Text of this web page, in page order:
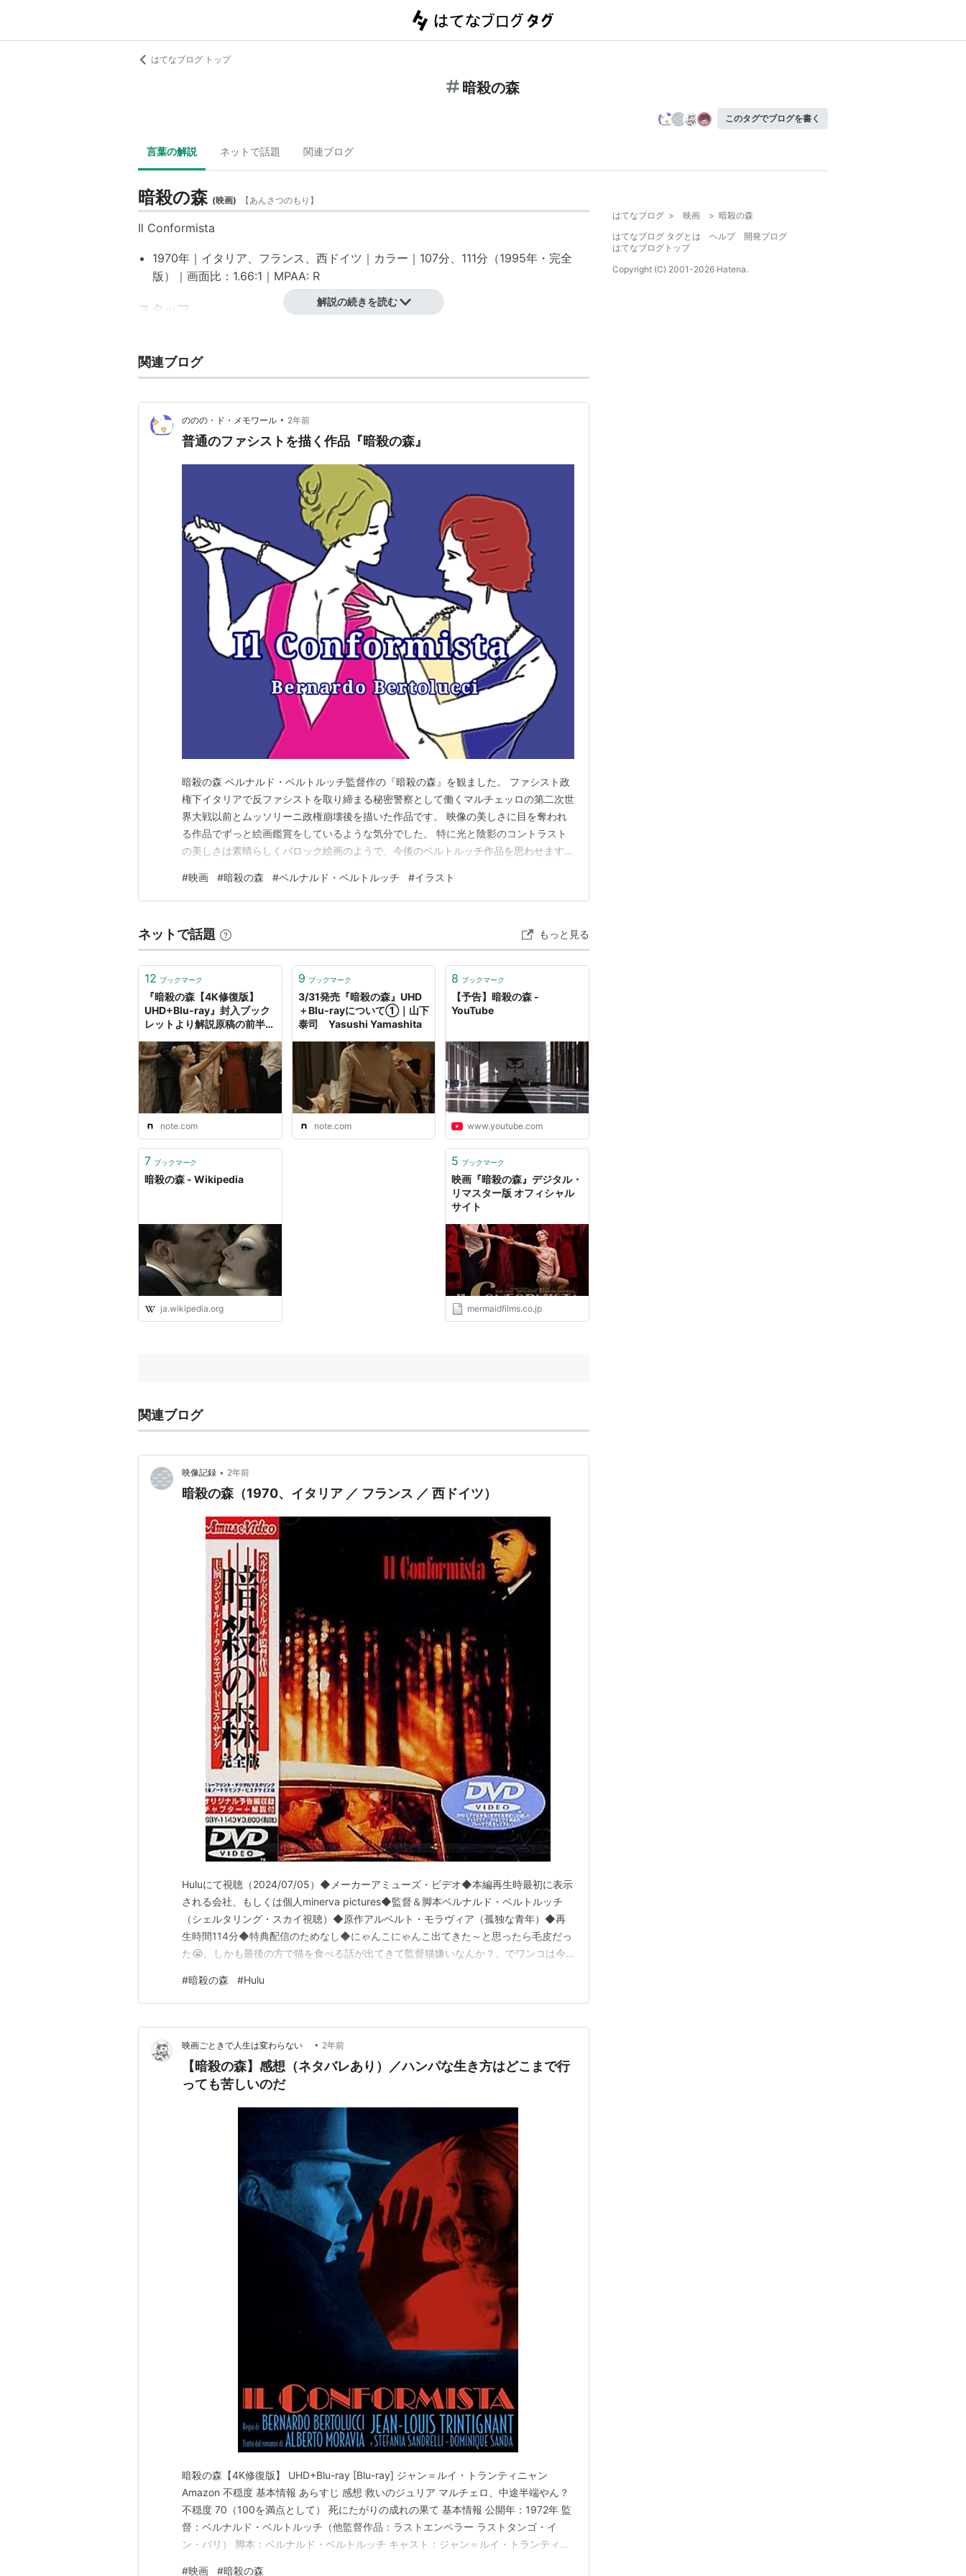
はてなブログ トップ
暗殺の森
このタグでブログを書く
言葉の解説 ネットで話題 関連ブログ
暗殺の森 (映画) 【あんさつのもり 】
Il Conformista
1970年｜イタリア、フランス、西ドイツ｜カラー｜107分、111分（1995年・完全
版）｜画面比：1.66:1｜MPAA: R
スタッフ
製作：ジョヴァンニ・ベルトルッチ
原作：アルベルト・モラヴィア
脚本：ベルナルド・ベルトルッチ
撮影：ヴィットリオ・ストラーロ
音楽：ジョルジュ・ドルリュー
ジャン＝ルイ・トランティニャン
ステファニア・サンドレッリ
エンツォ・タラシオ
ドミニク・サンダ
ピエール・クレマンティ
イヴォンヌ・サンソン
ジュゼッペ・アドバッティ
ファシズムに席巻された欧州の退廃を描く映画として、ヴィスコンティの
「地獄に堕ちた勇者ども」と並んで傑出した作品。以後７０年代を通じ、同
種の主題を扱った映画が濫作されたが、いずれもこの両作の域には遠く及ば
若い哲学講師のマルチェロ（トランティニャン）は少年の頃、彼を犯そう
とした男を射殺した罪悪感に今もさいなまれていた。その苦しみから解放さ
れるためファシズムを選択した彼に、パリ亡命中の恩師である教授を調査す
るよう密命が下る。ハネムーンを口実にパリに赴いたマルチェロと妻ジュリ
ア（サンドレッリ）は、快く教授に迎え入れられた。だが、恩師の若妻アン
殺されるのだが……。“体制順応主義者（原題）”のいびつな生き方を、ベル
トルッチはなめらかな官能で包み込み、深い余韻を与える。雪の森での暗殺
シーンなど映画史に残る美しさだ。
（allcinemaより）
アカデミー賞
候補：脚色賞
予告編
解説の続きを読む
関連ブログ
ののの・ド・メモワール • 2年前
普通のファシストを描く作品『暗殺の森』
暗殺の森 ベルナルド・ベルトルッチ監督作の『暗殺の森』を観ました。 ファシスト政
権下イタリアで反ファシストを取り締まる秘密警察として働くマルチェッロの第二次世
界大戦以前とムッソリーニ政権崩壊後を描いた作品です。 映像の美しさに目を奪われ
る作品でずっと絵画鑑賞をしているような気分でした。 特に光と陰影のコントラスト
の美しさは素晴らしくバロック絵画のようで、今後のベルトルッチ作品を思わせます。
るように思いました。 これには幼少期の体験が大きな要因になっているようで、それ
は彼の今後の人生をじわじわと浸透していくことになり…
#映画 #暗殺の森 #ベルナルド・ベルトルッチ #イラスト
ネットで話題 もっと見る
12 ブックマーク
『暗殺の森【4K修復版】
UHD+Blu-ray』封入ブック
レットより解説原稿の前半を
公開記念｜シネフィル
WOWOWプラス
note.com
9 ブックマーク
3/31発売『暗殺の森』UHD
＋Blu-rayについて①｜山下
泰司 Yasushi Yamashita
note.com
8 ブックマーク
【予告】暗殺の森 -
YouTube
www.youtube.com
7 ブックマーク
暗殺の森 - Wikipedia
ja.wikipedia.org
5 ブックマーク
映画『暗殺の森』デジタル・
リマスター版 オフィシャル
サイト
mermaidfilms.co.jp
関連ブログ
映像記録 • 2年前
暗殺の森（1970、イタリア ／ フランス ／ 西ドイツ）
Huluにて視聴（2024/07/05）◆メーカーアミューズ・ビデオ◆本編再生時最初に表示
される会社、もしくは個人minerva pictures◆監督＆脚本ベルナルド・ベルトルッチ
（シェルタリング・スカイ視聴）◆原作アルベルト・モラヴィア（孤独な青年）◆再
生時間114分◆特典配信のためなし◆にゃんこにゃんこ出てきた～と思ったら毛皮だっ
た😭。しかも最後の方で猫を食べる話が出てきて監督猫嫌いなんか？。でワンコは今
印象に残った人、キャラなし◆誰それに似てるのコーナーなし◆ミリしらコーナー タ
イトルが暗殺の森で、ジャンルがサ…
#暗殺の森 #Hulu
映画ごときで人生は変わらない • 2年前
【暗殺の森】感想（ネタバレあり）／ハンパな生き方はどこまで行
っても苦しいのだ
暗殺の森【4K修復版】 UHD+Blu-ray [Blu-ray] ジャン＝ルイ・トランティニャン
Amazon 不穏度 基本情報 あらすじ 感想 救いのジュリア マルチェロ、中途半端やん？
不穏度 70（100を満点として） 死にたがりの成れの果て 基本情報 公開年：1972年 監
督：ベルナルド・ベルトルッチ（他監督作品：ラストエンペラー ラストタンゴ・イ
ン・パリ） 脚本：ベルナルド・ベルトルッチ キャスト：ジャン＝ルイ・トランティニ
#映画 #暗殺の森
はてなブログ > 映画 > 暗殺の森
はてなブログ タグとは
ヘルプ
開発ブログ
はてなブログトップ
Copyright (C) 2001-2026 Hatena.